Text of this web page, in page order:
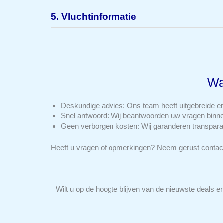
5. Vluchtinformatie
Deskundige advies: Ons team heeft uitgebreide
Snel antwoord: Wij beantwoorden uw vragen
Geen verborgen kosten: Wij garanderen
Heeft u vragen of opmerkingen? Neem gerust
Wilt u op de hoogte blijven van de nieuwste deals